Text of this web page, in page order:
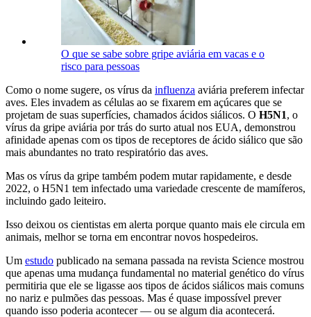
O que se sabe sobre gripe aviária em vacas e o
risco para pessoas
Como o nome sugere, os vírus da influenza aviária preferem infectar
aves. Eles invadem as células ao se fixarem em açúcares que se
projetam de suas superfícies, chamados ácidos siálicos. O H5N1, o
vírus da gripe aviária por trás do surto atual nos EUA, demonstrou
afinidade apenas com os tipos de receptores de ácido siálico que são
mais abundantes no trato respiratório das aves.
Mas os vírus da gripe também podem mutar rapidamente, e desde
2022, o H5N1 tem infectado uma variedade crescente de mamíferos,
incluindo gado leiteiro.
Isso deixou os cientistas em alerta porque quanto mais ele circula em
animais, melhor se torna em encontrar novos hospedeiros.
Um estudo publicado na semana passada na revista Science mostrou
que apenas uma mudança fundamental no material genético do vírus
permitiria que ele se ligasse aos tipos de ácidos siálicos mais comuns
no nariz e pulmões das pessoas. Mas é quase impossível prever
quando isso poderia acontecer — ou se algum dia acontecerá.